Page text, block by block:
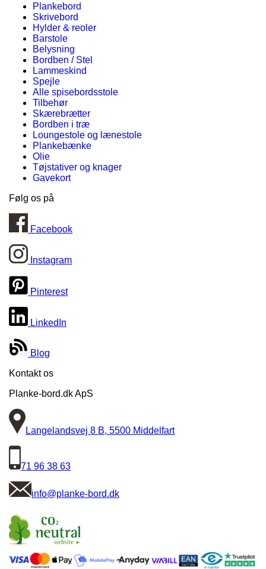
Plankebord
Skrivebord
Hylder & reoler
Barstole
Belysning
Bordben / Stel
Lammeskind
Spejle
Alle spisebordsstole
Tilbehør
Skærebrætter
Bordben i træ
Loungestole og lænestole
Plankebænke
Olie
Tøjstativer og knager
Gavekort
Følg os på
Facebook
Instagram
Pinterest
LinkedIn
Blog
Kontakt os
Planke-bord.dk ApS
Langelandsvej 8 B, 5500 Middelfart
71 96 38 63
info@planke-bord.dk